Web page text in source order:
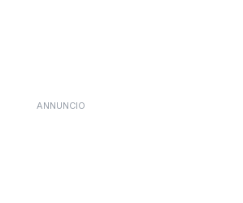
ANNUNCIO